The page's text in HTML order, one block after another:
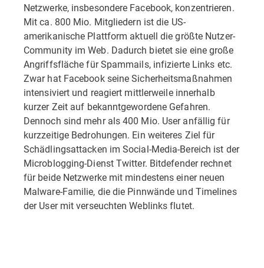
Netzwerke, insbesondere Facebook, konzentrieren.
Mit ca. 800 Mio. Mitgliedern ist die US-
amerikanische Plattform aktuell die größte Nutzer-
Community im Web. Dadurch bietet sie eine große
Angriffsfläche für Spammails, infizierte Links etc.
Zwar hat Facebook seine Sicherheitsmaßnahmen
intensiviert und reagiert mittlerweile innerhalb
kurzer Zeit auf bekanntgewordene Gefahren.
Dennoch sind mehr als 400 Mio. User anfällig für
kurzzeitige Bedrohungen. Ein weiteres Ziel für
Schädlingsattacken im Social-Media-Bereich ist der
Microblogging-Dienst Twitter. Bitdefender rechnet
für beide Netzwerke mit mindestens einer neuen
Malware-Familie, die die Pinnwände und Timelines
der User mit verseuchten Weblinks flutet.